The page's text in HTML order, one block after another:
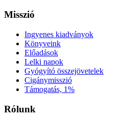
Misszió
Ingyenes kiadványok
Könyveink
Előadások
Lelki napok
Gyógyító összejövetelek
Cigánymisszió
Támogatás, 1%
Rólunk